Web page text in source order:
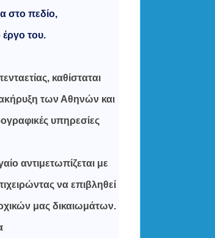
στο πεδίο,
έργο του.
καθίσταται
των Αθηνών και
υπηρεσίες
αντιμετωπίζεται με
να επιβληθεί
μας δικαιωμάτων.